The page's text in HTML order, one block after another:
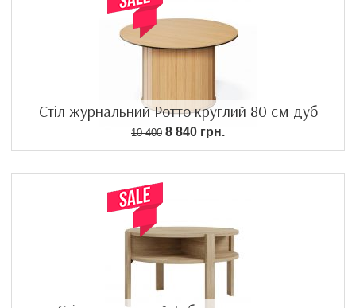
Стіл журнальний Ротто круглий 80 см дуб
10 400 8 840 грн.